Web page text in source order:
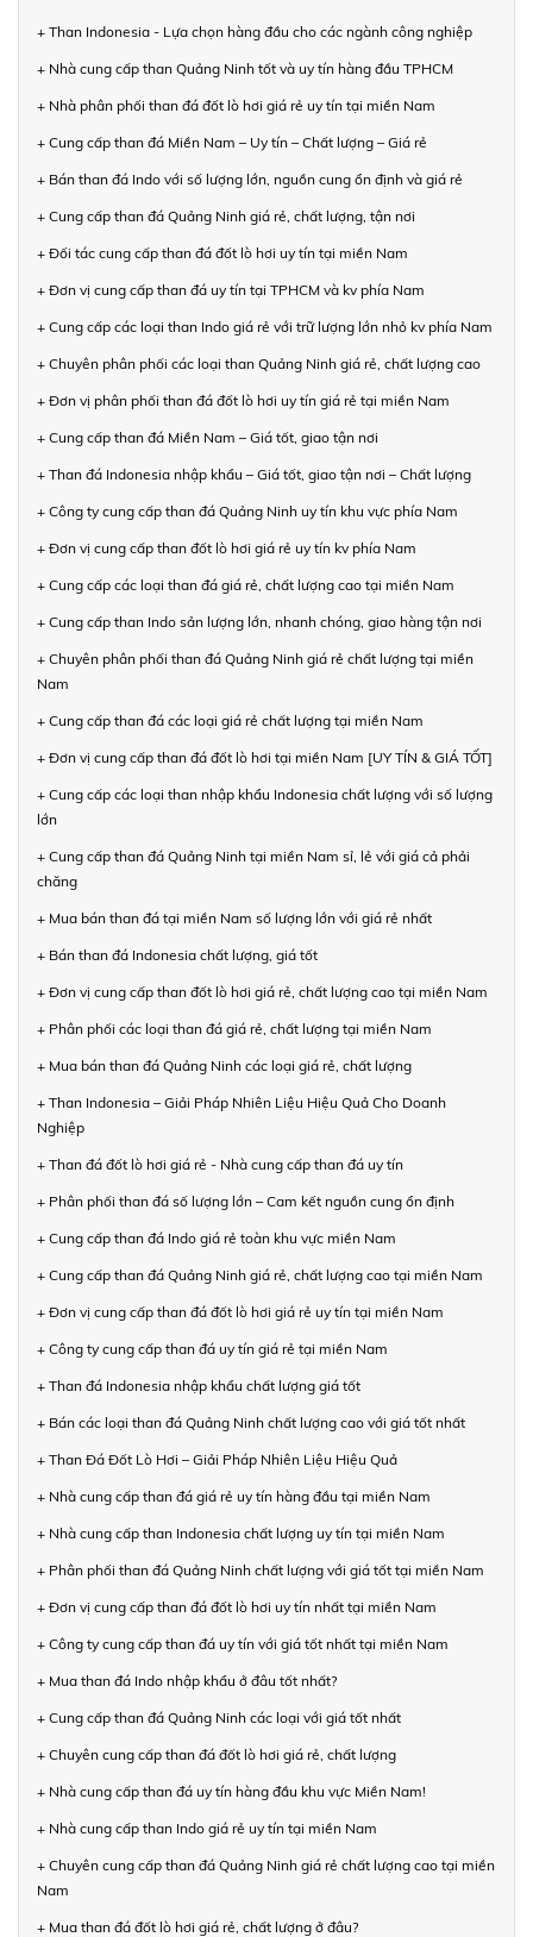
+ Than Indonesia - Lựa chọn hàng đầu cho các ngành công nghiệp
+ Nhà cung cấp than Quảng Ninh tốt và uy tín hàng đầu TPHCM
+ Nhà phân phối than đá đốt lò hơi giá rẻ uy tín tại miền Nam
+ Cung cấp than đá Miền Nam – Uy tín – Chất lượng – Giá rẻ
+ Bán than đá Indo với số lượng lớn, nguồn cung ổn định và giá rẻ
+ Cung cấp than đá Quảng Ninh giá rẻ, chất lượng, tận nơi
+ Đối tác cung cấp than đá đốt lò hơi uy tín tại miền Nam
+ Đơn vị cung cấp than đá uy tín tại TPHCM và kv phía Nam
+ Cung cấp các loại than Indo giá rẻ với trữ lượng lớn nhỏ kv phía Nam
+ Chuyên phân phối các loại than Quảng Ninh giá rẻ, chất lượng cao
+ Đơn vị phân phối than đá đốt lò hơi uy tín giá rẻ tại miền Nam
+ Cung cấp than đá Miền Nam – Giá tốt, giao tận nơi
+ Than đá Indonesia nhập khẩu – Giá tốt, giao tận nơi – Chất lượng
+ Công ty cung cấp than đá Quảng Ninh uy tín khu vực phía Nam
+ Đơn vị cung cấp than đốt lò hơi giá rẻ uy tín kv phía Nam
+ Cung cấp các loại than đá giá rẻ, chất lượng cao tại miền Nam
+ Cung cấp than Indo sản lượng lớn, nhanh chóng, giao hàng tận nơi
+ Chuyên phân phối than đá Quảng Ninh giá rẻ chất lượng tại miền
Nam
+ Cung cấp than đá các loại giá rẻ chất lượng tại miền Nam
+ Đơn vị cung cấp than đá đốt lò hơi tại miền Nam [UY TÍN & GIÁ TỐT]
+ Cung cấp các loại than nhập khẩu Indonesia chất lượng với số lượng
lớn
+ Cung cấp than đá Quảng Ninh tại miền Nam sỉ, lẻ với giá cả phải
chăng
+ Mua bán than đá tại miền Nam số lượng lớn với giá rẻ nhất
+ Bán than đá Indonesia chất lượng, giá tốt
+ Đơn vị cung cấp than đốt lò hơi giá rẻ, chất lượng cao tại miền Nam
+ Phân phối các loại than đá giá rẻ, chất lượng tại miền Nam
+ Mua bán than đá Quảng Ninh các loại giá rẻ, chất lượng
+ Than Indonesia – Giải Pháp Nhiên Liệu Hiệu Quả Cho Doanh
Nghiệp
+ Than đá đốt lò hơi giá rẻ - Nhà cung cấp than đá uy tín
+ Phân phối than đá số lượng lớn – Cam kết nguồn cung ổn định
+ Cung cấp than đá Indo giá rẻ toàn khu vực miền Nam
+ Cung cấp than đá Quảng Ninh giá rẻ, chất lượng cao tại miền Nam
+ Đơn vị cung cấp than đá đốt lò hơi giá rẻ uy tín tại miền Nam
+ Công ty cung cấp than đá uy tín giá rẻ tại miền Nam
+ Than đá Indonesia nhập khẩu chất lượng giá tốt
+ Bán các loại than đá Quảng Ninh chất lượng cao với giá tốt nhất
+ Than Đá Đốt Lò Hơi – Giải Pháp Nhiên Liệu Hiệu Quả
+ Nhà cung cấp than đá giá rẻ uy tín hàng đầu tại miền Nam
+ Nhà cung cấp than Indonesia chất lượng uy tín tại miền Nam
+ Phân phối than đá Quảng Ninh chất lượng với giá tốt tại miền Nam
+ Đơn vị cung cấp than đá đốt lò hơi uy tín nhất tại miền Nam
+ Công ty cung cấp than đá uy tín với giá tốt nhất tại miền Nam
+ Mua than đá Indo nhập khẩu ở đâu tốt nhất?
+ Cung cấp than đá Quảng Ninh các loại với giá tốt nhất
+ Chuyên cung cấp than đá đốt lò hơi giá rẻ, chất lượng
+ Nhà cung cấp than đá uy tín hàng đầu khu vực Miền Nam!
+ Nhà cung cấp than Indo giá rẻ uy tín tại miền Nam
+ Chuyên cung cấp than đá Quảng Ninh giá rẻ chất lượng cao tại miền
Nam
+ Mua than đá đốt lò hơi giá rẻ, chất lượng ở đâu?